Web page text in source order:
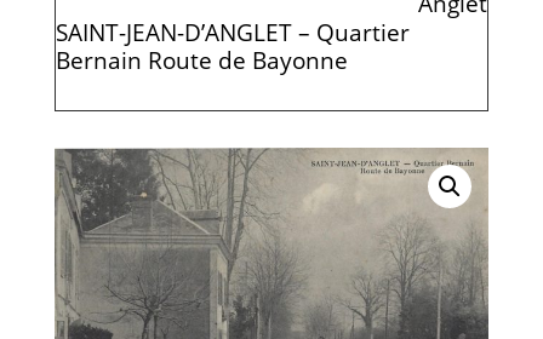
SAINT-JEAN-D’ANGLET – Quartier
Bernain Route de Bayonne